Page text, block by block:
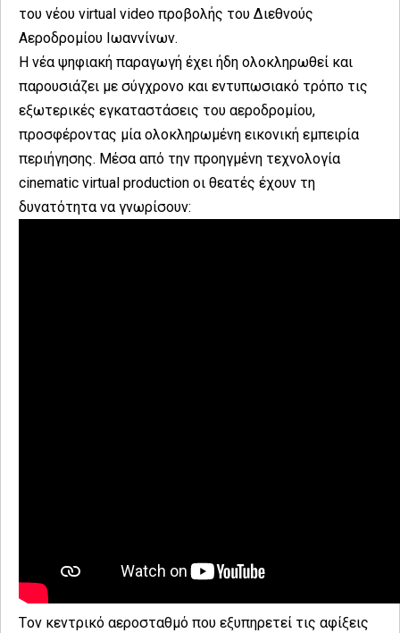
του νέου virtual video προβολής του Διεθνούς
Αεροδρομίου Ιωαννίνων.
Η νέα ψηφιακή παραγωγή έχει ήδη ολοκληρωθεί και
παρουσιάζει με σύγχρονο και εντυπωσιακό τρόπο τις
εξωτερικές εγκαταστάσεις του αεροδρομίου,
προσφέροντας μία ολοκληρωμένη εικονική εμπειρία
περιήγησης. Μέσα από την προηγμένη τεχνολογία
cinematic virtual production οι θεατές έχουν τη
δυνατότητα να γνωρίσουν:
Tον κεντρικό αεροσταθμό που εξυπηρετεί τις αφίξεις